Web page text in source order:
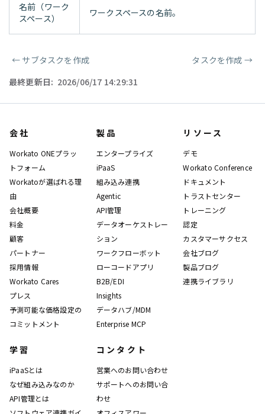
名前（ワーク
スペース）
ワークスペースの名前。
ページャー
← サブタスクを作成 タスクを作成 →
最終更新日: 2026/06/17 14:29:31
会社
Workato ONEプラッ
トフォーム
Workatoが選ばれる理
由
会社概要
料金
顧客
パートナー
採用情報
Workato Cares
プレス
予測可能な価格設定の
コミットメント
製品
エンタープライズ
iPaaS
組み込み連携
Agentic
API管理
データオーケストレー
ション
ワークフローボット
ローコードアプリ
B2B/EDI
Insights
データハブ/MDM
Enterprise MCP
リソース
デモ
Workato Conference
ドキュメント
トラストセンター
トレーニング
認定
カスタマーサクセス
会社ブログ
製品ブログ
連携ライブラリ
学習
iPaaSとは
なぜ組み込みなのか
API管理とは
コンタクト
営業へのお問い合わせ
サポートへのお問い合
わせ